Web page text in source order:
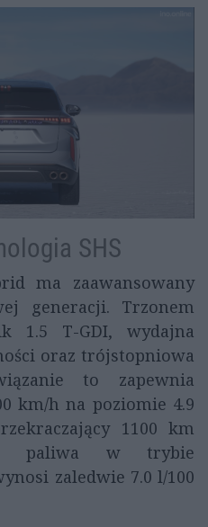
SHS
ma zaawansowany
generacji. Trzonem
1.5 T-GDI, wydajna
oraz trójstopniowa
to zapewnia
km/h na poziomie 4.9
1100 km
paliwa w trybie
zaledwie 7.0 l/100